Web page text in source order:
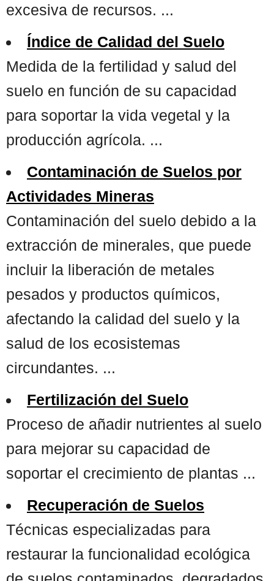
excesiva de recursos. ...
Índice de Calidad del Suelo
Medida de la fertilidad y salud del
suelo en función de su capacidad
para soportar la vida vegetal y la
producción agrícola. ...
Contaminación de Suelos por
Actividades Mineras
Contaminación del suelo debido a la
extracción de minerales, que puede
incluir la liberación de metales
pesados y productos químicos,
afectando la calidad del suelo y la
salud de los ecosistemas
circundantes. ...
Fertilización del Suelo
Proceso de añadir nutrientes al suelo
para mejorar su capacidad de
soportar el crecimiento de plantas ...
Recuperación de Suelos
Técnicas especializadas para
restaurar la funcionalidad ecológica